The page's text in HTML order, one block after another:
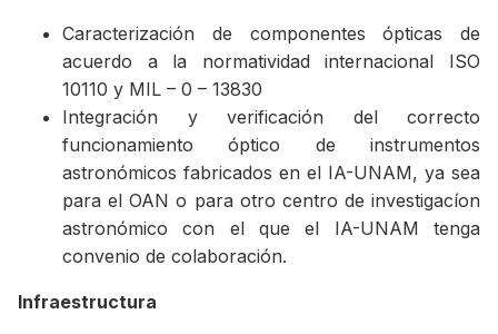
Caracterización de componentes ópticas de
acuerdo a la normatividad internacional ISO
10110 y MIL – 0 – 13830
Integración y verificación del correcto
funcionamiento óptico de instrumentos
astronómicos fabricados en el IA-UNAM, ya sea
para el OAN o para otro centro de investigacíon
astronómico con el que el IA-UNAM tenga
convenio de colaboración.
Infraestructura